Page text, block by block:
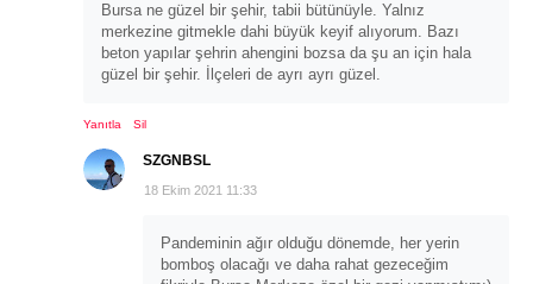
Bursa ne güzel bir şehir, tabii bütünüyle. Yalnız
merkezine gitmekle dahi büyük keyif alıyorum. Bazı
beton yapılar şehrin ahengini bozsa da şu an için hala
güzel bir şehir. İlçeleri de ayrı ayrı güzel.
Yanıtla Sil
SZGNBSL
18 Ekim 2021 11:33
Pandeminin ağır olduğu dönemde, her yerin
bomboş olacağı ve daha rahat gezeceğim